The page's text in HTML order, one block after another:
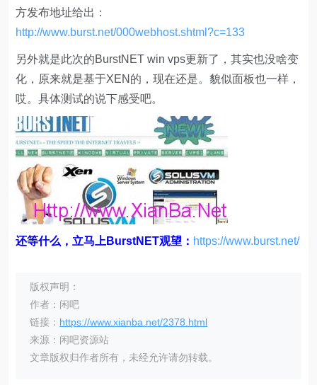
方发布地址给出：
http://www.burst.net/000webhost.shtml?c=133
另外就是此次的BurstNET win vps更新了，其实也没啥变
化，原来就是基于XEN的，现在还是。貌似面板也一样，
哎。具体测试的说下感受吧。
还等什么，立马上BurstNET观望： https://www.burst.net/
版权声明：
作者：闲吧
链接： https://www.xianba.net/2378.html
来源：闲吧资源站
文章版权归作者所有，未经允许请勿转载。